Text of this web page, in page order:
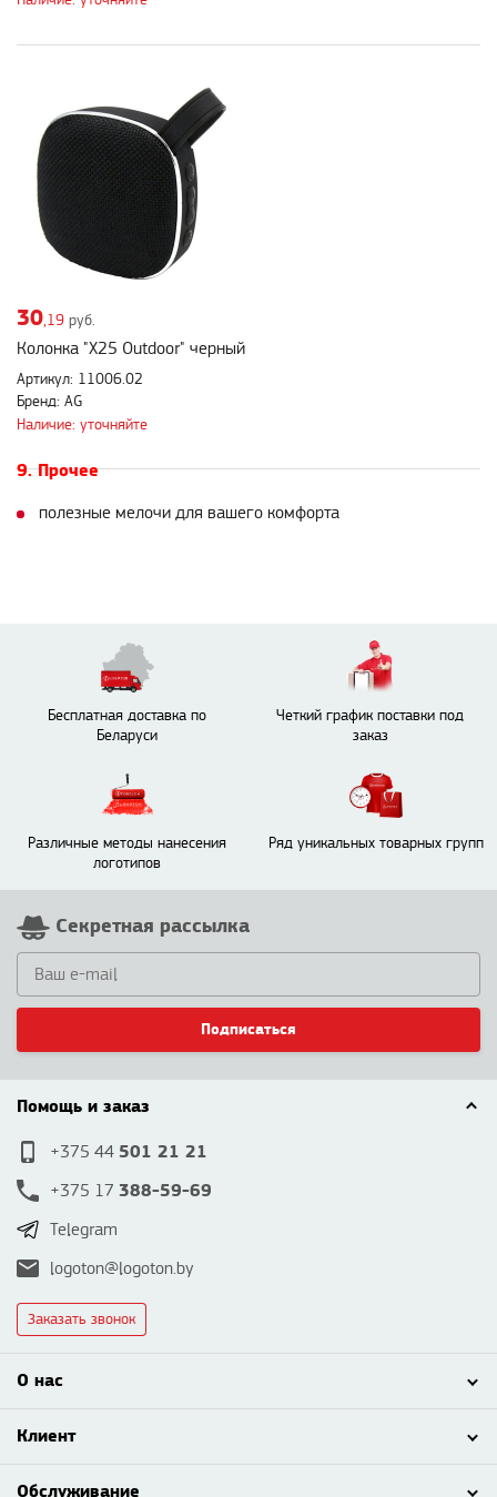
30 ,19 руб.
Колонка "X25 Outdoor" черный
Артикул: 11006.02
Бренд: AG
Наличие: уточняйте
9. Прочее
полезные мелочи для вашего комфорта
Бесплатная доставка по
Беларуси
Четкий график поставки под
заказ
Различные методы нанесения
логотипов
Ряд уникальных товарных групп
Секретная рассылка
Подписаться
Помощь и заказ
+375 44 501 21 21
+375 17 388-59-69
Telegram
logoton@logoton.by
Заказать звонок
О нас
Клиент
Обслуживание